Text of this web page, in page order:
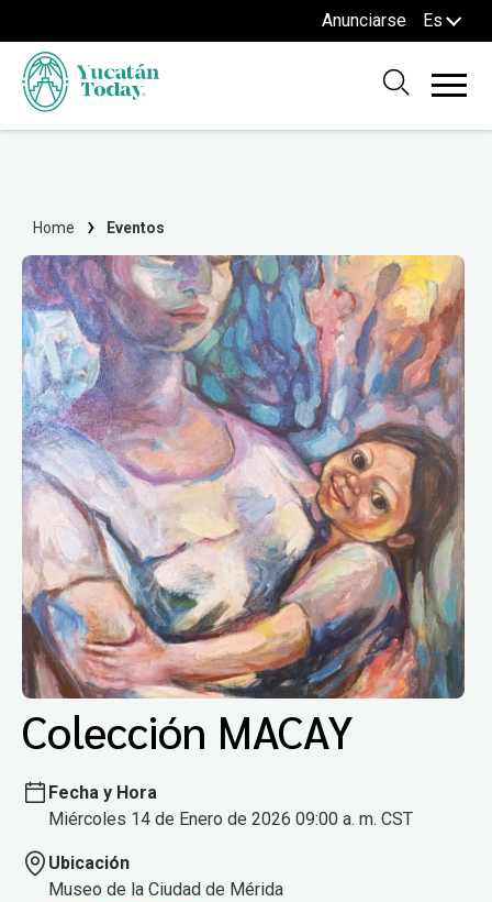
Anunciarse Es
Home Eventos
Colección MACAY
Fecha y Hora
Miércoles 14 de Enero de 2026 09:00 a. m. CST
Ubicación
Museo de la Ciudad de Mérida